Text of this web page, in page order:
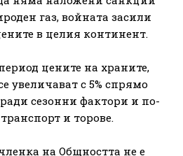
газ, войната засили
в целия континент.
цените на храните,
увеличават с 5% спрямо
сезонни фактори и по-
и торове.
на Общността не е